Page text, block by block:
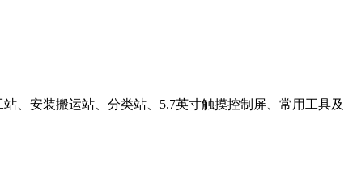
、安装搬运站、分类站、5.7英寸触摸控制屏、常用工具及